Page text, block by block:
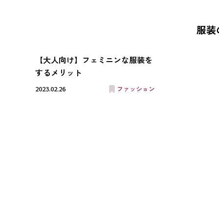
服装
【大人向け】フェミニンな服装を
するメリット
2023.02.26
ファッション